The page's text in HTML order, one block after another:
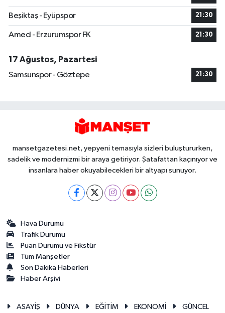
Beşiktaş - Eyüpspor 21:30
Amed - Erzurumspor FK 21:30
17 Ağustos, Pazartesi
Samsunspor - Göztepe
21:30
mansetgazetesi.net, yepyeni temasıyla sizleri buluştururken,
sadelik ve modernizmi bir araya getiriyor. Şatafattan kaçınıyor ve
insanlara haber okuyabilecekleri bir altyapı sunuyor.
Hava Durumu
Trafik Durumu
Puan Durumu ve Fikstür
Tüm Manşetler
Son Dakika Haberleri
Haber Arşivi
ASAYİŞ DÜNYA EĞİTİM EKONOMİ GÜNCEL